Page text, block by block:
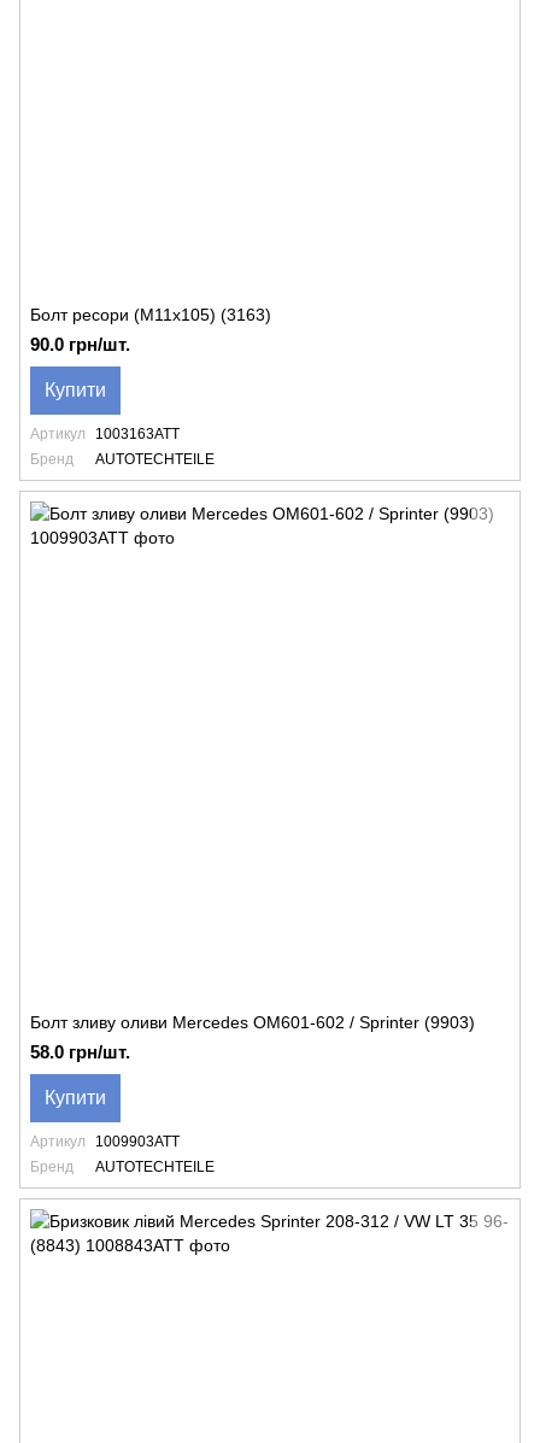
Болт ресори (М11х105) (3163)
90.0 грн/шт.
Купити
Артикул
1003163ATT
Бренд
AUTOTECHTEILE
Болт зливу оливи Mercedes OM601-602 / Sprinter (9903)
58.0 грн/шт.
Купити
Артикул
1009903ATT
Бренд
AUTOTECHTEILE